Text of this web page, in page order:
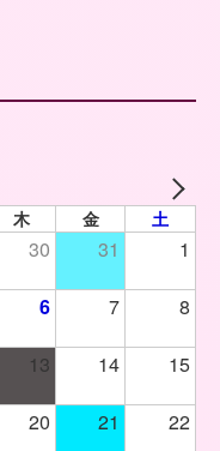
木 金 土
30 31 1
6 7 8
13 14 15
20 21 22